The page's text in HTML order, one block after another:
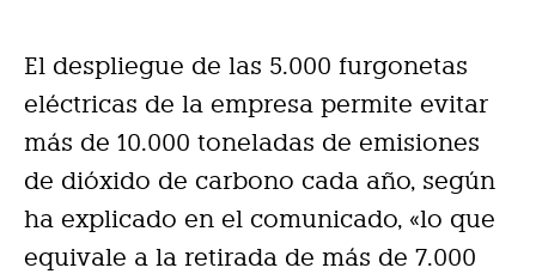
El despliegue de las 5.000 furgonetas
eléctricas de la empresa permite evitar
más de 10.000 toneladas de emisiones
de dióxido de carbono cada año, según
ha explicado en el comunicado, «lo que
equivale a la retirada de más de 7.000